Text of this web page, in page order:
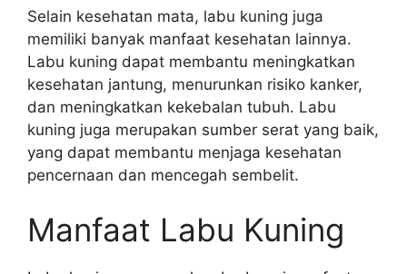
Selain kesehatan mata, labu kuning juga
memiliki banyak manfaat kesehatan lainnya.
Labu kuning dapat membantu meningkatkan
kesehatan jantung, menurunkan risiko kanker,
dan meningkatkan kekebalan tubuh. Labu
kuning juga merupakan sumber serat yang baik,
yang dapat membantu menjaga kesehatan
pencernaan dan mencegah sembelit.
Manfaat Labu Kuning